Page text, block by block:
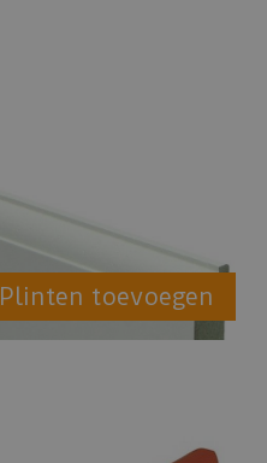
Plinten toevoegen